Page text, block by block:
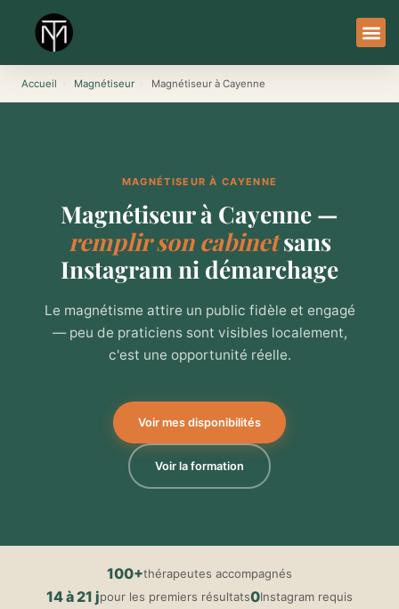
contenu
Accueil Magnétiseur Magnétiseur à Cayenne
MAGNÉTISEUR À CAYENNE
Magnétiseur à Cayenne —
remplir son cabinetsans
Instagram ni démarchage
Le magnétisme attire un public fidèle et engagé
— peu de praticiens sont visibles localement,
c'est une opportunité réelle.
Voir mes disponibilités
Voir la formation
100+thérapeutes accompagnés
14 à 21 jpour les premiers résultats0Instagram requis